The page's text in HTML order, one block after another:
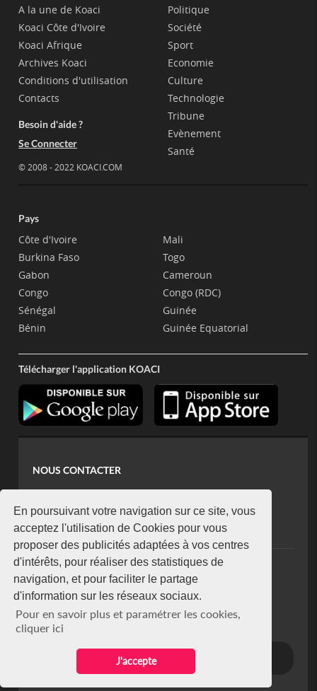
En poursuivant votre navigation sur ce site, vous
acceptez l'utilisation de Cookies pour vous
proposer des publicités adaptées à vos centres
d'intérêts, pour réaliser des statistiques de
navigation, et pour faciliter le partage
d'information sur les réseaux sociaux.
Pour en savoir plus et paramétrer les cookies,
cliquer ici
J'accepte
A la une de Koaci
Koaci Côte d'Ivoire
Koaci Afrique
Archives Koaci
Conditions d'utilisation
Contacts
Besoin d'aide ?
Se Connecter
© 2008 - 2022 KOACI.COM
Politique
Société
Sport
Economie
Culture
Technologie
Tribune
Evènement
Santé
Pays
Côte d'Ivoire
Burkina Faso
Gabon
Congo
Sénégal
Bénin
Mali
Togo
Cameroun
Congo (RDC)
Guinée
Guinée Equatorial
Télécharger l'application KOACI
NOUS CONTACTER
koaci@yahoo.fr
+225 07 08 85 52 93
NEWSLETTER
Restez connecté via notre newsletter
S'abonner
Se désabonner